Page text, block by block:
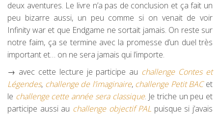
deux aventures. Le livre n’a pas de conclusion et ça fait un
peu bizarre aussi, un peu comme si on venait de voir
Infinity war et que Endgame ne sortait jamais. On reste sur
notre faim, ça se termine avec la promesse d’un duel très
important et… on ne sera jamais qui l’importe.
→ avec cette lecture je participe au challenge Contes et
Légendes, challenge de l’imaginaire, challenge Petit BACet
le challenge cette année sera classique. Je triche un peu et
participe aussi au challenge objectif PAL puisque si j’avais